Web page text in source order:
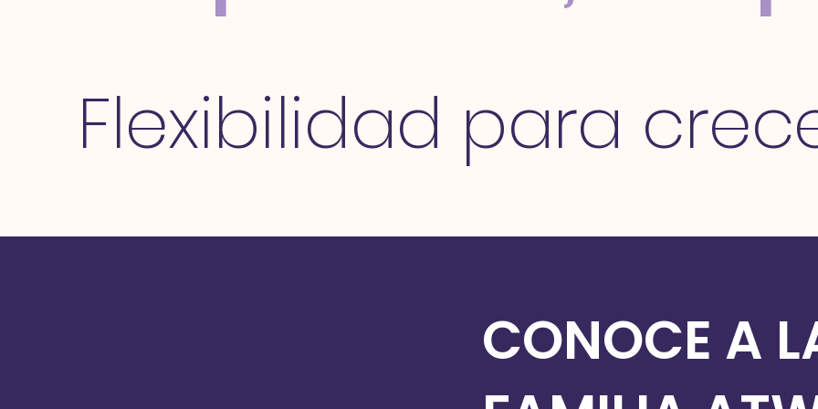
Flexibilidad para
CONOCE A